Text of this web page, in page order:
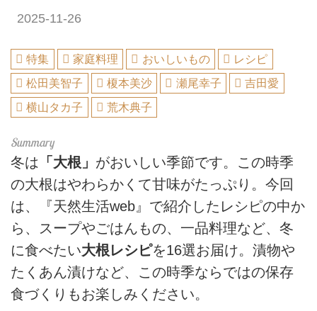
2025-11-26
特集 家庭料理 おいしいもの
レシピ
松田美智子
榎本美沙 瀬尾幸子
吉田愛
横山タカ子
荒木典子
冬は 「大根」 がおいしい季節です。この時季
の大根はやわらかくて甘味がたっぷり。今回
は、『天然生活web』で紹介したレシピの中か
ら、スープやごはんもの、一品料理など、冬
に食べたい大根レシピを16選お届け。漬物や
たくあん漬けなど、この時季ならではの保存
食づくりもお楽しみください。